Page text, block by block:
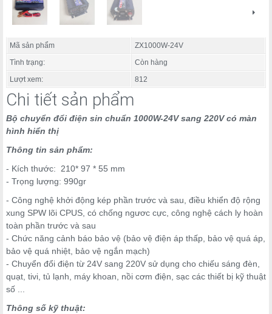
Mã sản phẩm
ZX1000W-24V
Tình trạng:
Còn hàng
Lượt xem:
812
Chi tiết sản phẩm
Bộ chuyển đổi điện sin chuẩn 1000W-24V sang 220V có màn
hình hiển thị
Thông tin sản phẩm:
- Kích thước: 210* 97 * 55 mm
- Trọng lượng: 990gr
- Công nghệ khởi động kép phần trước và sau, điều khiển độ rộng
xung SPW lõi CPUS, có chống ngươc cực, công nghệ cách ly hoàn
toàn phần trước và sau
- Chức năng cảnh báo bảo vệ (bảo vệ điện áp thấp, bảo vệ quá áp,
bảo vệ quá nhiệt, bảo vệ ngắn mạch)
- Chuyển đổi điện từ 24V sang 220V sử dụng cho chiếu sáng đèn,
quạt, tivi, tủ lạnh, máy khoan, nồi cơm điện, sạc các thiết bị kỹ thuật
số ...
Thông số kỹ thuật: